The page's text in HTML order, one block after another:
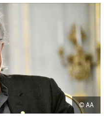
© AA